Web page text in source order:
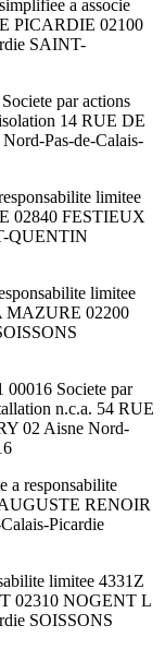
a associe
PICARDIE 02100
SAINT-
par actions
14 RUE DE
Pas-de-Calais-
limitee
02840 FESTIEUX
QUENTIN
limitee
MAZURE 02200
Societe par
n.c.a. 54 RUE
02 Aisne Nord-
a responsabilite
RENOIR
Picardie
limitee 4331Z
02310 NOGENT L
SOISSONS